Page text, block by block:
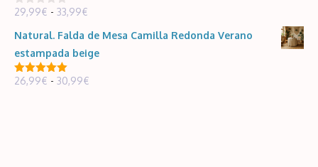
5,95€
hasta
119,00€
0
e
29,99€ - 33,99€
de
29,99€
Natural. Falda de Mesa Camilla Redonda Verano
estampada beige
5.00de 5
26,99€ - 30,99€